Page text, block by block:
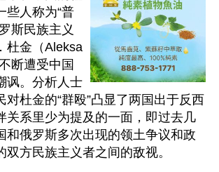
些人称为“普
斯民族主义
杜金（Aleksa
断遭受中国
讽。分析人士
对杜金的“群殴”凸显了两国出于反西
关系里少为提及的一面，即过去几
和俄罗斯多次出现的领土争议和政
双方民族主义者之间的敌视。